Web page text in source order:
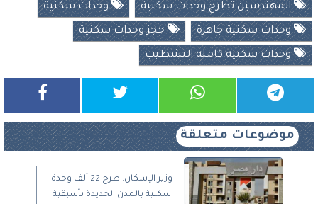
المهندسين تطرح وحدات سكنية وحدات سكنية
وحدات سكنية جاهزة حجز وحدات سكنية
وحدات سكنية كاملة التشطيب
موضوعات متعلقة
وزير الإسكان: طرح 22 ألف وحدة
سكنية بالمدن الجديدة بأسبقية